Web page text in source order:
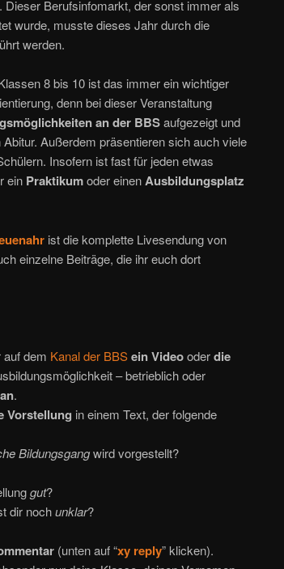
Dieser Berufsinfomarkt, der sonst immer als
wurde, musste dieses Jahr durch die
werden.
8 bis 10 ist das immer ein wichtiger
denn bei dieser Veranstaltung
an der BBSaufgezeigt und
Außerdem präsentieren sich auch viele
Insofern ist fast für jeden etwas
ein Praktikumoder einenAusbildungsplatz
ist die komplette Livesendung von
einzelne Beiträge, die ihr euch dort
dem Kanal der BBS ein Videooderdie
– betrieblich oder
.
Vorstellung in einem Text, der folgende
Bildungsgangwird vorgestellt?
gut?
dir nochunklar?
(unten auf “xy reply” klicken).